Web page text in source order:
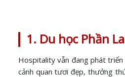
1. Du học Phần
Hospitality vẫn đang phát triển
cảnh quan tươi đẹp, thưởng